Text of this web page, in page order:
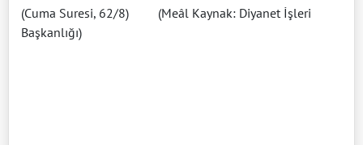
(Cuma Suresi, 62/8) (Meâl Kaynak: Diyanet İşleri
Başkanlığı)